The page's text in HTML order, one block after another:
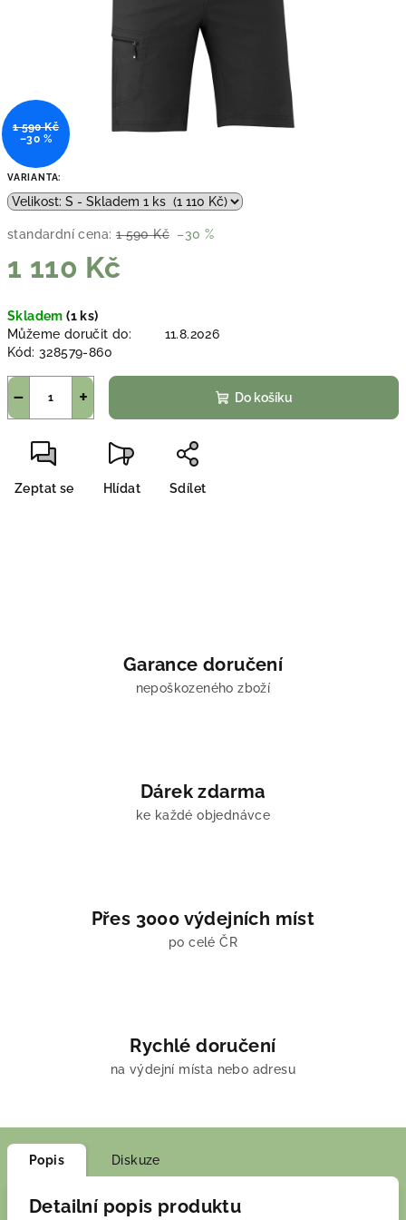
VARIANTA:
standardní cena: 1 590 Kč –30 %
1 110 Kč
cena:
Skladem(1 ks)
Můžeme doručit do:
11.8.2026
Kód: 328579-860
+
− Do košíku
Zeptat se Hlídat Sdílet
1 590 Kč
–30 %
Garance doručení
nepoškozeného zboží
Dárek zdarma
ke každé objednávce
Přes 3000 výdejních míst
po celé ČR
Rychlé doručení
na výdejní místa nebo adresu
Popis Diskuze
Detailní popis produktu